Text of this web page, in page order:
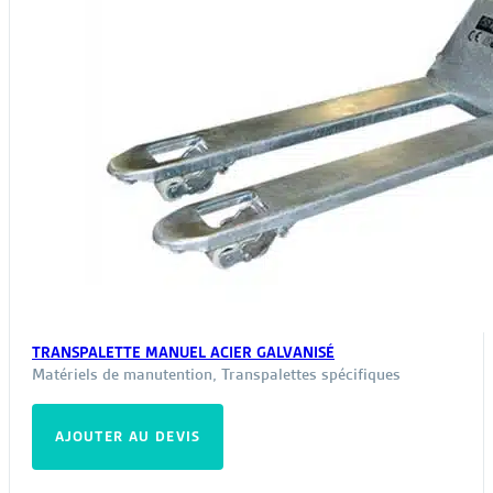
TRANSPALETTE MANUEL ACIER GALVANISÉ
Matériels de manutention, Transpalettes spécifiques
AJOUTER AU DEVIS